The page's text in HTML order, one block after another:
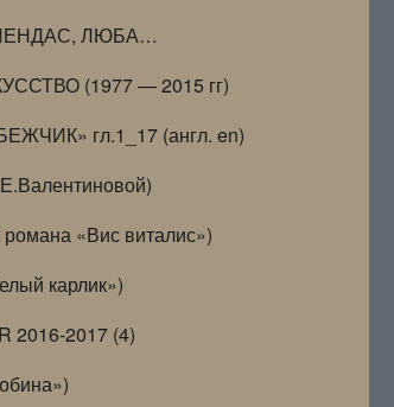
ЛЮБА…
(1977 — 2015 гг)
гл.1_17 (англ. en)
«Вис виталис»)
карлик»)
2016-2017 (4)